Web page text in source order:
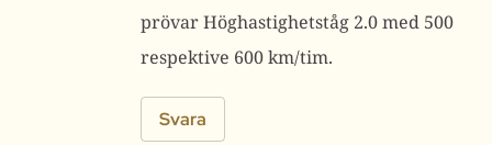
prövar Höghastighetståg 2.0 med 500
respektive 600 km/tim.
Svara